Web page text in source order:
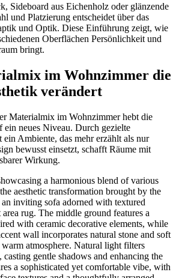
Sideboard aus Eichenholz oder glänzende
und Platzierung entscheidet über das
und Optik. Diese Einführung zeigt, wie
Oberflächen Persönlichkeit und
bringt.
im Wohnzimmer die
verändert
Materialmix im Wohnzimmer hebt die
ein neues Niveau. Durch gezielte
Ambiente, das mehr erzählt als nur
bewusst einsetzt, schafft Räume mit
Wirkung.